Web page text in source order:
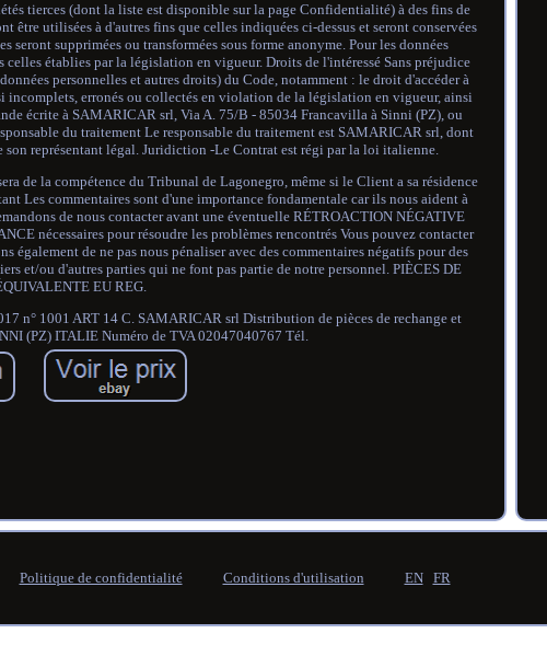
tierces (dont la liste est disponible sur la page Confidentialité) à des fins de
être utilisées à d'autres fins que celles indiquées ci-dessus et seront conservées
seront supprimées ou transformées sous forme anonyme. Pour les données
celles établies par la législation en vigueur. Droits de l'intéressé Sans préjudice
personnelles et autres droits) du Code, notamment : le droit d'accéder à
erronés ou collectés en violation de la législation en vigueur, ainsi
écrite à SAMARICAR srl, Via A. 75/B - 85034 Francavilla à Sinni (PZ), ou
du traitement Le responsable du traitement est SAMARICAR srl, dont
représentant légal. Juridiction -Le Contrat est régi par la loi italienne.
de la compétence du Tribunal de Lagonegro, même si le Client a sa résidence
Les commentaires sont d'une importance fondamentale car ils nous aident à
de nous contacter avant une éventuelle RÉTROACTION NÉGATIVE
nécessaires pour résoudre les problèmes rencontrés Vous pouvez contacter
de ne pas nous pénaliser avec des commentaires négatifs pour des
et/ou d'autres parties qui ne font pas partie de notre personnel. PIÈCES DE
EU REG.
n° 1001 ART 14 C. SAMARICAR srl Distribution de pièces de rechange et
(PZ) ITALIE Numéro de TVA 02047040767 Tél.
Politique de confidentialité Conditions d'utilisation EN FR